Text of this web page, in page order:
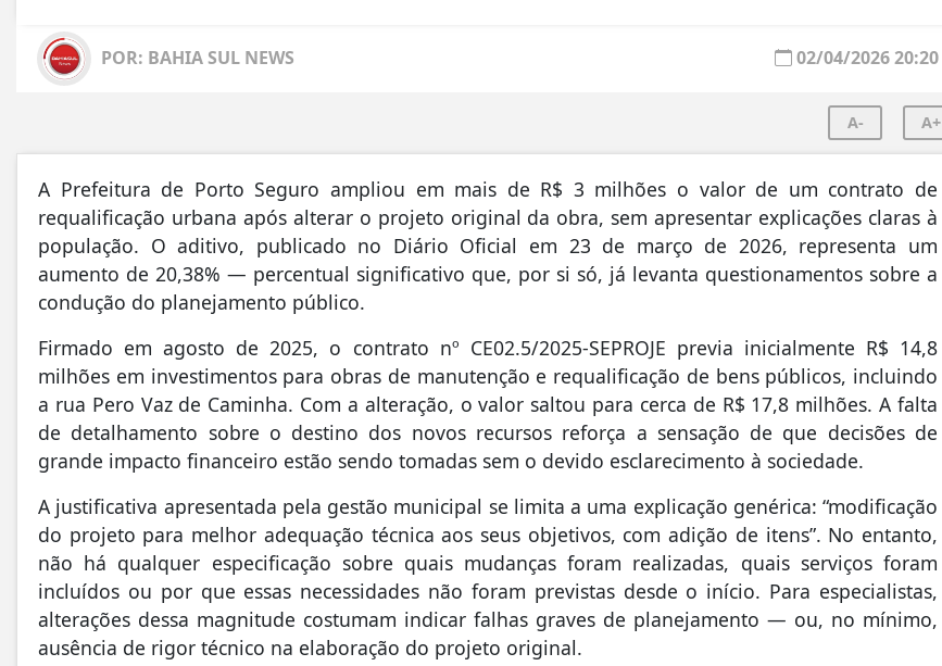
POR: BAHIA SUL NEWS 02/04/2026 20:20
A- A+
A Prefeitura de Porto Seguro ampliou em mais de R$ 3 milhões o valor de um contrato de
requalificação urbana após alterar o projeto original da obra, sem apresentar explicações claras à
população. O aditivo, publicado no Diário Oficial em 23 de março de 2026, representa um
aumento de 20,38% — percentual significativo que, por si só, já levanta questionamentos sobre a
condução do planejamento público.
Firmado em agosto de 2025, o contrato nº CE02.5/2025-SEPROJE previa inicialmente R$ 14,8
milhões em investimentos para obras de manutenção e requalificação de bens públicos, incluindo
a rua Pero Vaz de Caminha. Com a alteração, o valor saltou para cerca de R$ 17,8 milhões. A falta
de detalhamento sobre o destino dos novos recursos reforça a sensação de que decisões de
grande impacto financeiro estão sendo tomadas sem o devido esclarecimento à sociedade.
A justificativa apresentada pela gestão municipal se limita a uma explicação genérica: “modificação
do projeto para melhor adequação técnica aos seus objetivos, com adição de itens”. No entanto,
não há qualquer especificação sobre quais mudanças foram realizadas, quais serviços foram
incluídos ou por que essas necessidades não foram previstas desde o início. Para especialistas,
alterações dessa magnitude costumam indicar falhas graves de planejamento — ou, no mínimo,
ausência de rigor técnico na elaboração do projeto original.